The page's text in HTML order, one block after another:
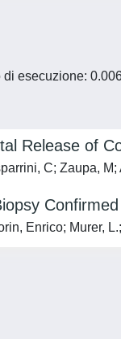
esecuzione:
Release of
C; Zaupa,
Enrico; Murer,